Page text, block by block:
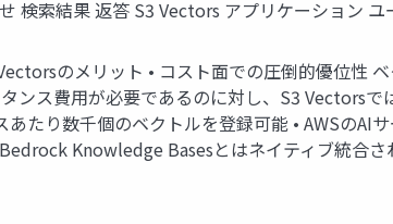
検索結果 返答 S3 Vectors アプリケーション ユ
のメリット • コスト面での圧倒的優位性
ス費用が必要であるのに対し、S3 Vectorsで
たり数千個のベクトルを登録可能 • AWSのAI
Knowledge Basesとはネイティブ統合